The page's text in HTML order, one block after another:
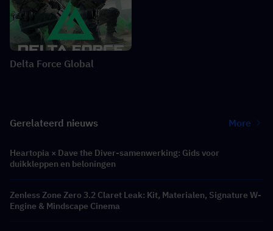
Delta Force Global
Gerelateerd nieuws More
Heartopia × Dave the Diver-samenwerking: Gids voor
duikkleppen en beloningen
Zenless Zone Zero 3.2 Claret Leak: Kit, Materialen, Signature W-
Engine & Mindscape Cinema